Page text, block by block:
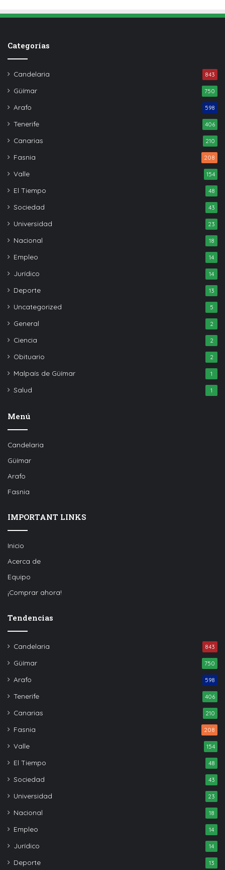
Categorías
Candelaria 843
Güímar 750
Arafo 598
Tenerife 406
Canarias 210
Fasnia 208
Valle 154
El Tiempo 48
Sociedad 43
Universidad 23
Nacional 18
Empleo 14
Jurídico 14
Deporte 13
Uncategorized 5
General 2
Ciencia 2
Obituario 2
Malpaís de Güímar 1
Salud 1
Menú
Candelaria
Güímar
Arafo
Fasnia
IMPORTANT LINKS
Inicio
Acerca de
Equipo
¡Comprar ahora!
Tendencias
Candelaria 843
Güímar 750
Arafo 598
Tenerife 406
Canarias 210
Fasnia 208
Valle 154
El Tiempo 48
Sociedad 43
Universidad 23
Nacional 18
Empleo 14
Jurídico 14
Deporte 13